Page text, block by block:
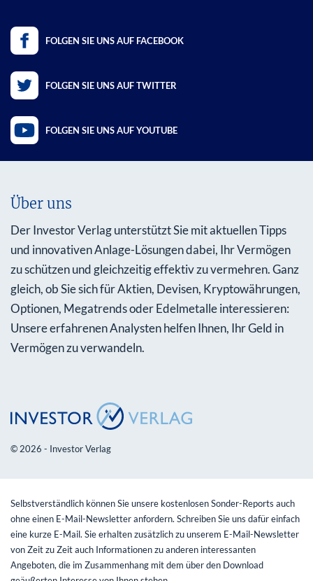
FOLGEN SIE UNS AUF FACEBOOK
FOLGEN SIE UNS AUF TWITTER
FOLGEN SIE UNS AUF YOUTUBE
Über uns
Der Investor Verlag unterstützt Sie mit aktuellen Tipps
und innovativen Anlage-Lösungen dabei, Ihr Vermögen
zu schützen und gleichzeitig effektiv zu vermehren. Ganz
gleich, ob Sie sich für Aktien, Devisen, Kryptowährungen,
Optionen, Megatrends oder Edelmetalle interessieren:
Unsere erfahrenen Analysten helfen Ihnen, Ihr Geld in
Vermögen zu verwandeln.
© 2026 - Investor Verlag
Selbstverständlich können Sie unsere kostenlosen Sonder-Reports auch
ohne einen E-Mail-Newsletter anfordern. Schreiben Sie uns dafür einfach
eine kurze E-Mail. Sie erhalten zusätzlich zu unserem E-Mail-Newsletter
von Zeit zu Zeit auch Informationen zu anderen interessanten
Angeboten, die im Zusammenhang mit dem über den Download